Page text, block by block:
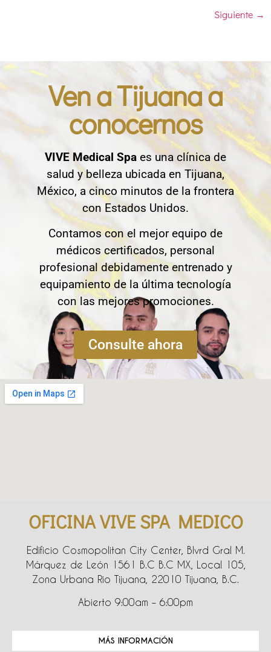
Siguiente →
Ven a Tijuana a
conocernos
VIVE Medical Spa es una clínica de
salud y belleza ubicada en Tijuana,
México, a cinco minutos de la frontera
con Estados Unidos.
Contamos con el mejor equipo de
médicos certificados, personal
profesional debidamente entrenado y
equipamiento de la última tecnología
con las mejores promociones.
Consulte ahora
OFICINA VIVE SPA MEDICO
Edificio Cosmopolitan City Center, Blvrd Gral M.
Márquez de León 1561 B.C B.C MX, Local 105,
Zona Urbana Rio Tijuana, 22010 Tijuana, B.C.
Abierto 9:00am – 6:00pm
MÁS INFORMACIÓN